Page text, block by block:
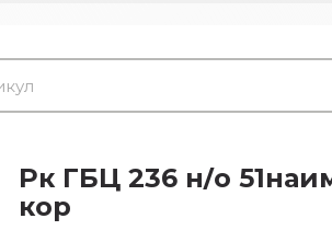
Рк ГБЦ 236 н/о
кор